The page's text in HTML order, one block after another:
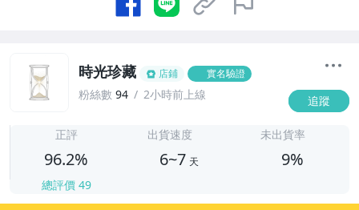
時光珍藏 店鋪 實名驗證
粉絲數 94 2小時前上線 追蹤
正評
96.2%
總評價 49
出貨速度
6~7 天
未出貨率
9%